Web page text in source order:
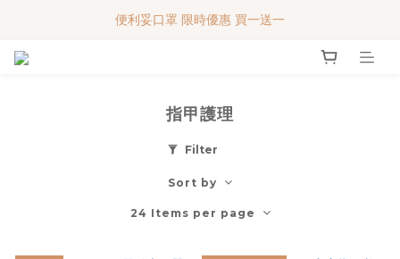
便利妥口罩 限時優惠 買一送一
便利妥口罩 限時優惠 買一送一
指甲護理
Filter
Sort by
24 Items per page